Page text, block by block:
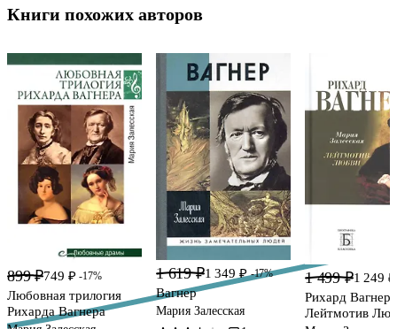
Книги похожих авторов
899 ₽749 ₽ -17%
Любовная трилогия
Рихарда Вагнера
1 619 ₽1 349 ₽ -17%
Вагнер
Мария Залесская
1 499 ₽1 249 ₽
Рихард Вагнер.
Лейтмотив